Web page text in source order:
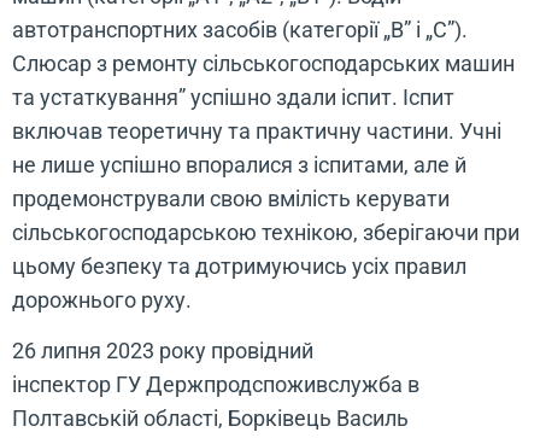
автотранспортних засобів (категорії „В” і „С”).
Слюсар з ремонту сільськогосподарських машин
та устаткування” успішно здали іспит. Іспит
включав теоретичну та практичну частини. Учні
не лише успішно впоралися з іспитами, але й
продемонстрували свою вмілість керувати
сільськогосподарською технікою, зберігаючи при
цьому безпеку та дотримуючись усіх правил
дорожнього руху.
26 липня 2023 року провідний
інспектор ГУ Держпродспоживслужба в
Полтавській області, Борківець Василь